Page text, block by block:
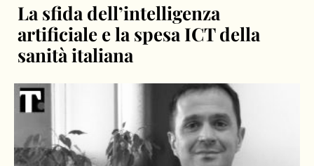
La sfida dell’intelligenza
artificiale e la spesa ICT della
sanità italiana